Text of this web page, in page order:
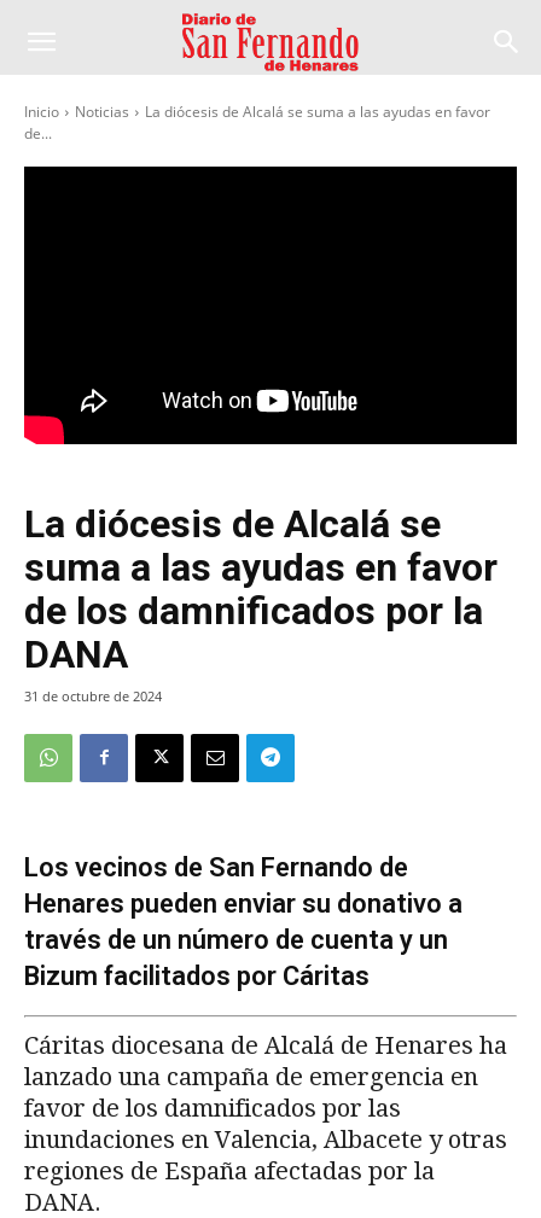
Inicio Noticias
La diócesis de Alcalá se suma a las ayudas en favor
de...
La diócesis de Alcalá se
suma a las ayudas en favor
de los damnificados por la
DANA
31 de octubre de 2024
Los vecinos de San Fernando de
Henares pueden enviar su donativo a
través de un número de cuenta y un
Bizum facilitados por Cáritas
Cáritas diocesana de Alcalá de Henares ha
lanzado una campaña de emergencia en
favor de los damnificados por las
inundaciones en Valencia, Albacete y otras
regiones de España afectadas por la
DANA.